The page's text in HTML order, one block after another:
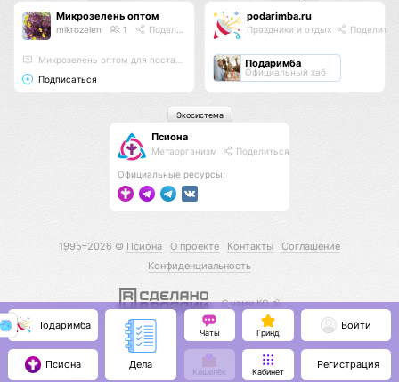
Микрозелень оптом
mikrozelen 1 Поделиться
Микрозелень оптом для поставщиков, в рестораны🍀. Растущая и в срезе
Подписаться
podarimba.ru
Праздники и отдых
Подаримба
Официальный хаб
Псиона
Метаорганизм Поделиться
Официальные ресурсы:
Экосистема
1995–2026 © Псиона О проекте Контакты
Соглашение
Конфиденциальность
С нами КО 🕉️
Подаримба
Псиона Дела
Чаты Гринд
Кошелёк Кабинет
Войти
Регистрация